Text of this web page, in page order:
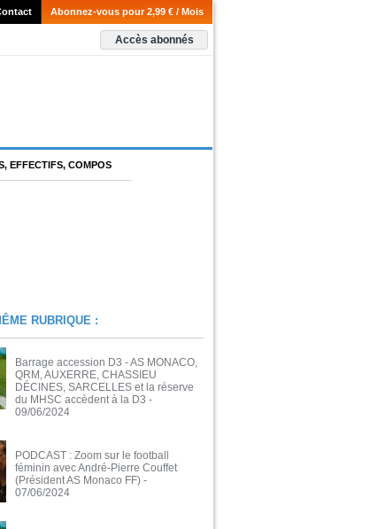
Abonnez-vous pour 2,99 € / Mois
Accès abonnés
EFFECTIFS, COMPOS
RUBRIQUE :
Barrage accession D3 - AS MONACO,
QRM, AUXERRE, CHASSIEU
DÉCINES, SARCELLES et la réserve
du MHSC accèdent à la D3 -
09/06/2024
PODCAST : Zoom sur le football
féminin avec André-Pierre Couffet
(Président AS Monaco FF) -
07/06/2024